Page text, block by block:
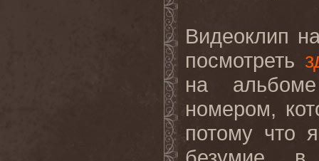
Видеоклип
посмотреть
на
номером,
потому что